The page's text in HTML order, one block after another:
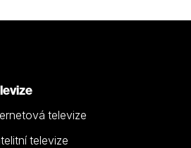
televize
televize